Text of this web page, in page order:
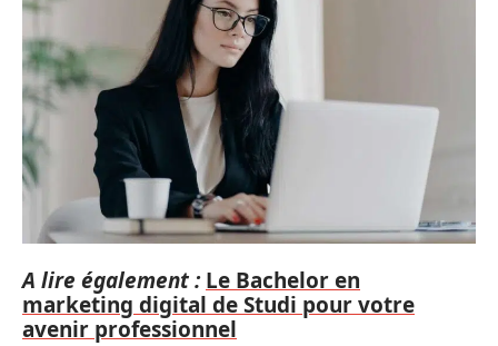
A lire également : Le Bachelor en
marketing digital de Studi pour votre
avenir professionnel